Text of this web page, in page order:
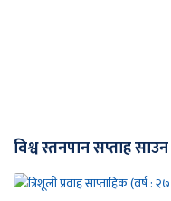
विश्व स्तनपान सप्ताह